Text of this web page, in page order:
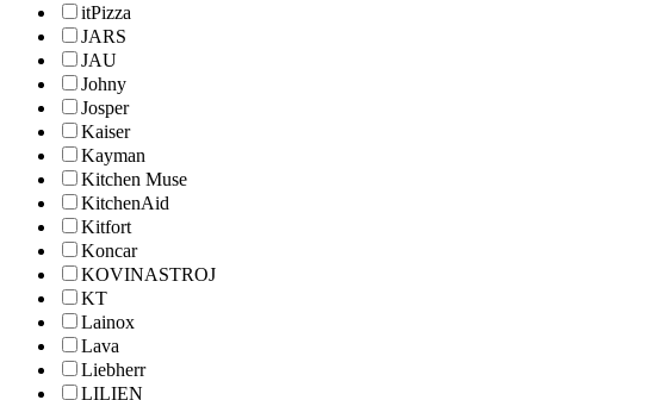
itPizza
JARS
JAU
Johny
Josper
Kaiser
Kayman
Kitchen Muse
KitchenAid
Kitfort
Koncar
KOVINASTROJ
KT
Lainox
Lava
Liebherr
LILIEN